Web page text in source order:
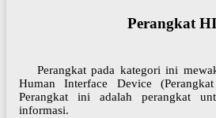
Perangkat
Perangkat pada kategori ini
Human Interface Device
Perangkat ini adalah perangkat
informasi.